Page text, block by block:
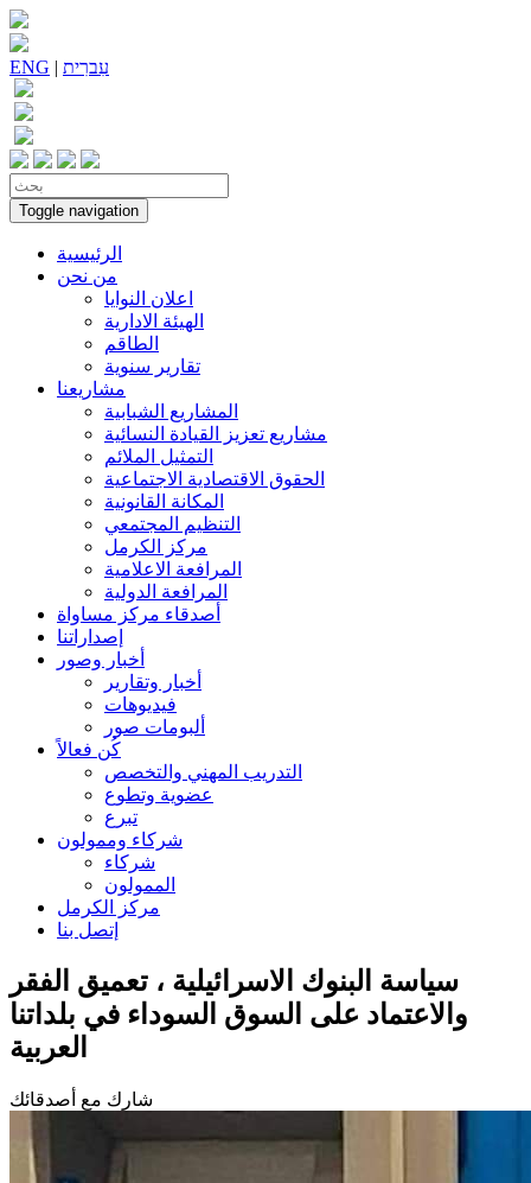
ENG | עִברִית
Toggle navigation
الرئيسية
من نحن
اعلان النوايا
الهيئة الادارية
الطاقم
تقارير سنوية
مشاريعنا
المشاريع الشبابية
مشاريع تعزيز القيادة النسائية
التمثيل الملائم
الحقوق الاقتصادية الاجتماعية
المكانة القانونية
التنظيم المجتمعي
مركز الكرمل
المرافعة الاعلامية
المرافعة الدولية
أصدقاء مركز مساواة
إصداراتنا
أخبار وصور
أخبار وتقارير
فيديوهات
ألبومات صور
كُن فعالاً
التدريب المهني والتخصص
عضوية وتطوع
تبرع
شركاء وممولون
شركاء
الممولون
مركز الكرمل
إتصل بنا
سياسة البنوك الاسرائيلية ، تعميق الفقر
والاعتماد على السوق السوداء في بلداتنا
العربية
شارك مع أصدقائك